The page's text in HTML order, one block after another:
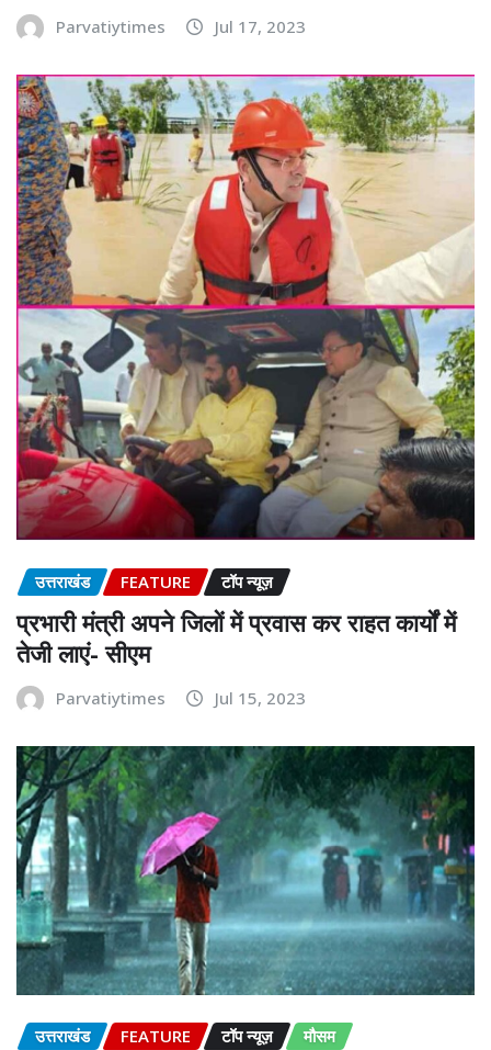
Parvatiytimes Jul 17, 2023
उत्तराखंड FEATURE टॉप न्यूज़
प्रभारी मंत्री अपने जिलों में प्रवास कर राहत कार्यों में
तेजी लाएं- सीएम
Parvatiytimes Jul 15, 2023
उत्तराखंड FEATURE टॉप न्यूज़ मौसम